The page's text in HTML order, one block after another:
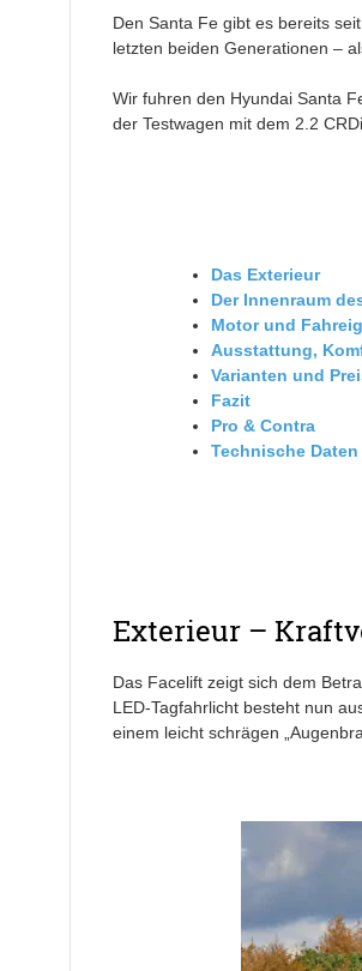
Den Santa Fe gibt es bereits
letzten beiden Generationen –
Wir fuhren den Hyundai Santa
der Testwagen mit dem 2.2
Das Exterieur
Der Innenraum
Motor und
Ausstattung,
Varianten und
Fazit
Pro & Contra
Technische Daten
Exterieur –
Das Facelift zeigt sich dem
LED-Tagfahrlicht besteht nun
einem leicht schrägen